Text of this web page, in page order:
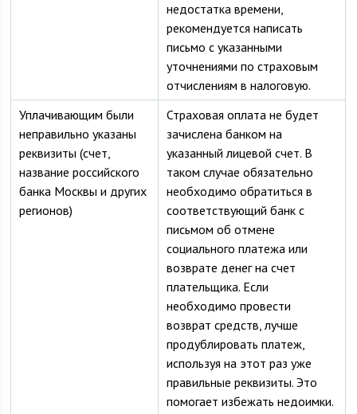
недостатка времени,
рекомендуется написать
письмо с указанными
уточнениями по страховым
отчислениям в налоговую.
Уплачивающим были
неправильно указаны
реквизиты (счет,
название российского
банка Москвы и других
регионов)
Страховая оплата не будет
зачислена банком на
указанный лицевой счет. В
таком случае обязательно
необходимо обратиться в
соответствующий банк с
письмом об отмене
социального платежа или
возврате денег на счет
плательщика. Если
необходимо провести
возврат средств, лучше
продублировать платеж,
используя на этот раз уже
правильные реквизиты. Это
помогает избежать недоимки.